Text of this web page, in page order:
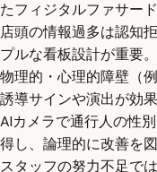
たフィジタルファサード
店頭の情報過多は認知
プルな看板設計が重要。
物理的・心理的障壁（
誘導サインや演出が効果
AIカメラで通行人の性
得し、論理的に改善を図
スタッフの努力不足で